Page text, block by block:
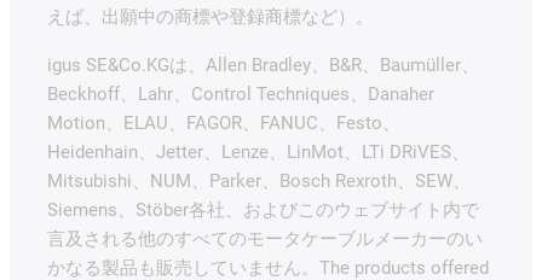
えば、出願中の商標や登録商標など）。
igus SE&Co.KGは、Allen Bradley、B&R、Baumüller、
Beckhoff、Lahr、Control Techniques、Danaher
Motion、ELAU、FAGOR、FANUC、Festo、
Heidenhain、Jetter、Lenze、LinMot、LTi DRiVES、
Mitsubishi、NUM、Parker、Bosch Rexroth、SEW、
Siemens、Stöber各社、およびこのウェブサイト内で
言及される他のすべてのモータケーブルメーカーのい
かなる製品も販売していません。The products offered